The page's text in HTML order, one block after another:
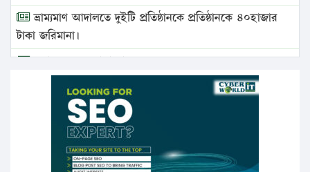
ভ্রাম্যমাণ আদালতে দুইটি প্রতিষ্ঠানকে প্রতিষ্ঠানকে ৪০হাজার
টাকা জরিমানা।
এবার লঞ্চের ভাড়া বাড়ল
১৭ থেকে ২১ শতাংশ বিদ্যুতের দাম বাড়ানোর প্রস্তাব পিডিবির
১৬ মে চাঁদপুর ও ২৫ মে ফেনী সফরে যাবেন প্রধানমন্ত্রী
উচ্চশিক্ষায় গৌরবময় অর্জন: পূর্ণ স্কলারশিপে যুক্তরাষ্ট্রে
পিএইচডি করছেন কুয়েটের কৃতি…